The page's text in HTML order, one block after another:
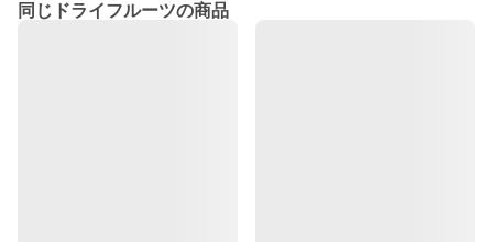
同じドライフルーツの商品